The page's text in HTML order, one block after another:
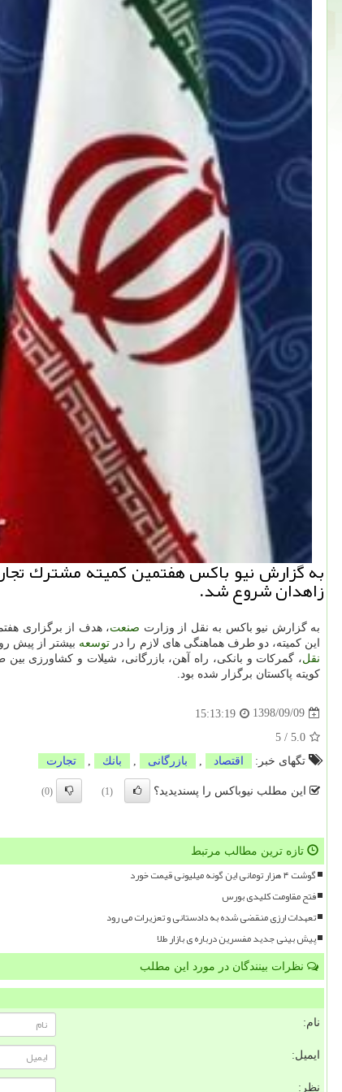
به گزارش نیو باكس هفتمین كمیته مشترك
زاهدان شروع شد.
به گزارش نیو باكس به نقل از وزارت صنعت، هدف از برگزاری
این كمیته، دو طرف هماهنگی های لازم را در توسعه بیشتر از پیش
نقل
كویته پاكستان برگزار شده بود.
1398/09/09
15:13:19
5.0
/
5
تگهای خبر:
اقتصاد , بازرگانی , بانك , تجارت
این مطلب نیوباکس را پسندیدید؟ (1)
(0)
تازه ترین مطالب مرتبط
گوشت ۴ هزار تومانی این گونه میلیونی قیمت خورد
فتح مقاومت کلیدی بورس
تعهدات ارزی منقضی شده به دادستانی و تعزیرات می رود
پیش بینی جدید مفسرین درباره ی بازار طلا
نظرات بینندگان در مورد این مطلب
نام:
ایمیل:
نظر: